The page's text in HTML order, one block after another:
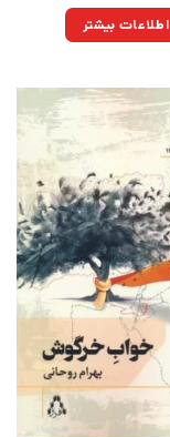
اطلاعات بیشتر